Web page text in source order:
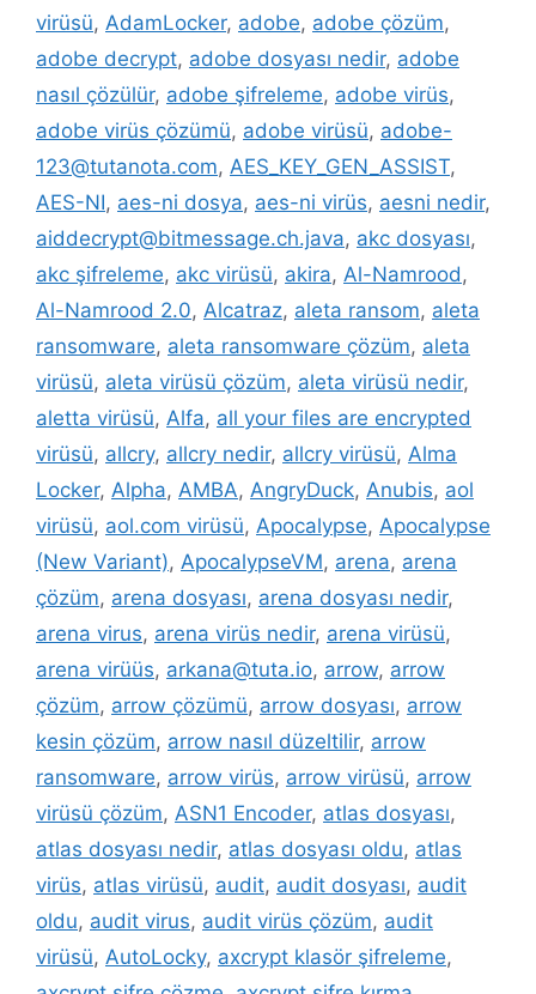
virüsü, AdamLocker, adobe, adobe çözüm,
adobe decrypt, adobe dosyası nedir, adobe
nasıl çözülür, adobe şifreleme, adobe virüs,
adobe virüs çözümü, adobe virüsü, adobe-
123@tutanota.com, AES_KEY_GEN_ASSIST,
AES-NI, aes-ni dosya, aes-ni virüs, aesni nedir,
aiddecrypt@bitmessage.ch.java, akc dosyası,
akc şifreleme, akc virüsü, akira, Al-Namrood,
Al-Namrood 2.0, Alcatraz, aleta ransom, aleta
ransomware, aleta ransomware çözüm, aleta
virüsü, aleta virüsü çözüm, aleta virüsü nedir,
aletta virüsü, Alfa, all your files are encrypted
virüsü, allcry, allcry nedir, allcry virüsü, Alma
Locker, Alpha, AMBA, AngryDuck, Anubis, aol
virüsü, aol.com virüsü, Apocalypse, Apocalypse
(New Variant), ApocalypseVM, arena, arena
çözüm, arena dosyası, arena dosyası nedir,
arena virus, arena virüs nedir, arena virüsü,
arena virüüs, arkana@tuta.io, arrow, arrow
çözüm, arrow çözümü, arrow dosyası, arrow
kesin çözüm, arrow nasıl düzeltilir, arrow
ransomware, arrow virüs, arrow virüsü, arrow
virüsü çözüm, ASN1 Encoder, atlas dosyası,
atlas dosyası nedir, atlas dosyası oldu, atlas
virüs, atlas virüsü, audit, audit dosyası, audit
oldu, audit virus, audit virüs çözüm, audit
virüsü, AutoLocky, axcrypt klasör şifreleme,